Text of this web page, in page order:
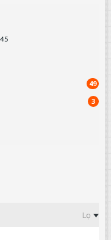
49
3
Lọc